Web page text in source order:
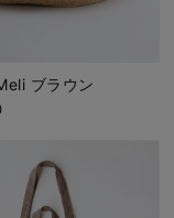
ブラウン